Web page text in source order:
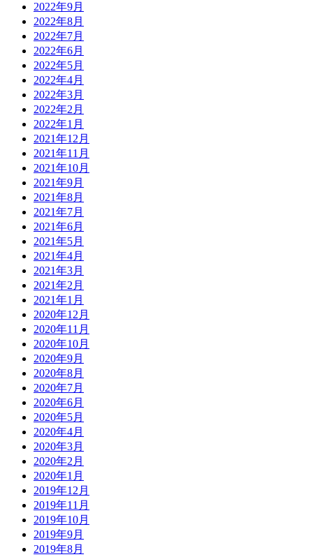
2022年9月
2022年8月
2022年7月
2022年6月
2022年5月
2022年4月
2022年3月
2022年2月
2022年1月
2021年12月
2021年11月
2021年10月
2021年9月
2021年8月
2021年7月
2021年6月
2021年5月
2021年4月
2021年3月
2021年2月
2021年1月
2020年12月
2020年11月
2020年10月
2020年9月
2020年8月
2020年7月
2020年6月
2020年5月
2020年4月
2020年3月
2020年2月
2020年1月
2019年12月
2019年11月
2019年10月
2019年9月
2019年8月